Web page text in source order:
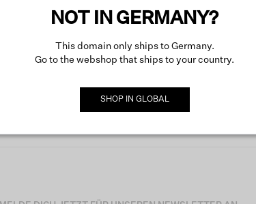
NOT IN GERMANY?
This domain only ships to Germany.
Go to the webshop that ships to your country.
SHOP IN GLOBAL